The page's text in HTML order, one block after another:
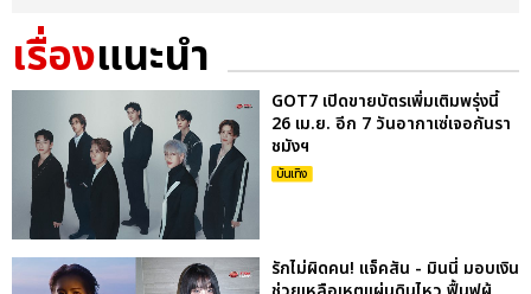
เรื่องแนะนำ
GOT7 เปิดขายบัตรเพิ่มเติมพรุ่งนี้
26 เม.ย. อีก 7 วันอากาเซ่เจอกันรา
ชมังฯ
บันเทิง
รักไม่ผิดคน! แจ็คสัน - มินนี่ มอบเงิน